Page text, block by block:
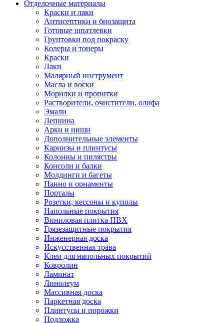
Отделочные материалы
Краски и лаки
Антисептики и биозащита
Готовые шпатлевки
Грунтовки под покраску
Колеры и тонеры
Краски
Лаки
Малярный инструмент
Масла и воски
Морилки и пропитки
Растворители, очистители, олифа
Эмали
Лепнина
Арки и ниши
Дополнительные элементы
Карнизы и плинтусы
Колонны и пилястры
Консоли и балки
Молдинги и багеты
Панно и орнаменты
Порталы
Розетки, кессоны и куполы
Напольные покрытия
Виниловая плитка ПВХ
Грязезащитные покрытия
Инженерная доска
Искусственная трава
Клеи для напольных покрытий
Ковролин
Ламинат
Линолеум
Массивная доска
Паркетная доска
Плинтусы и порожки
Подложка